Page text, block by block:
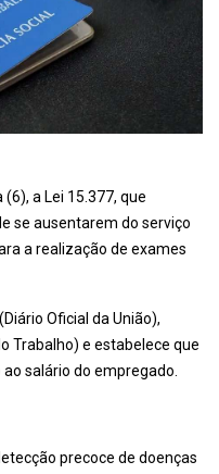
a Lei 15.377, que
se ausentarem do serviço
a realização de exames
Oficial da União),
Trabalho) e estabelece que
salário do empregado.
precoce de doenças